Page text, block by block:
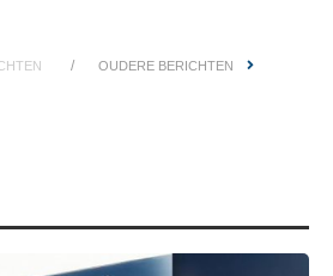
OUDERE BERICHTEN